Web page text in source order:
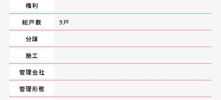
権利
総戸数
9戸
分譲
施工
管理会社
管理形態